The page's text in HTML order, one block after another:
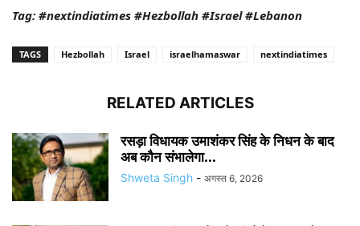
Tag: #nextindiatimes #Hezbollah #Israel #Lebanon
TAGS Hezbollah Israel israelhamaswar nextindiatimes
RELATED ARTICLES
रसड़ा विधायक उमाशंकर सिंह के निधन के बाद
अब कौन संभालेगा...
Shweta Singh - अगस्त 6, 2026